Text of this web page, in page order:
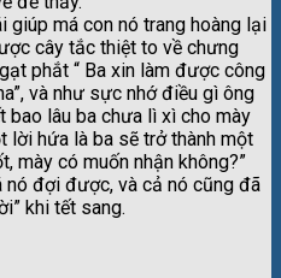
má con nó trang hoàng lại
cây tắc thiệt to về chưng
phắt “ Ba xin làm được công
và như sực nhớ điều gì ông
bao lâu ba chưa lì xì cho mày
lời hứa là ba sẽ trở thành một
mày có muốn nhận không?”
đợi được, và cả nó cũng đã
khi tết sang.